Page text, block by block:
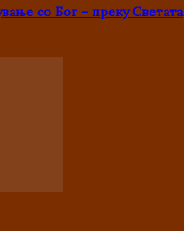
со Бог – преку Светата